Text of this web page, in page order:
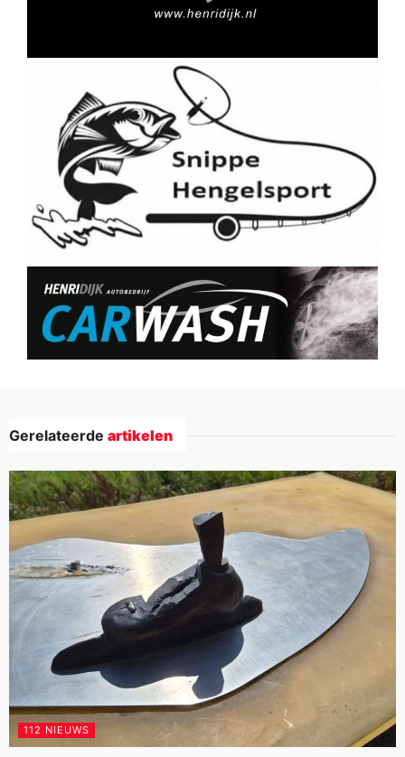
Gerelateerde artikelen
112 NIEUWS